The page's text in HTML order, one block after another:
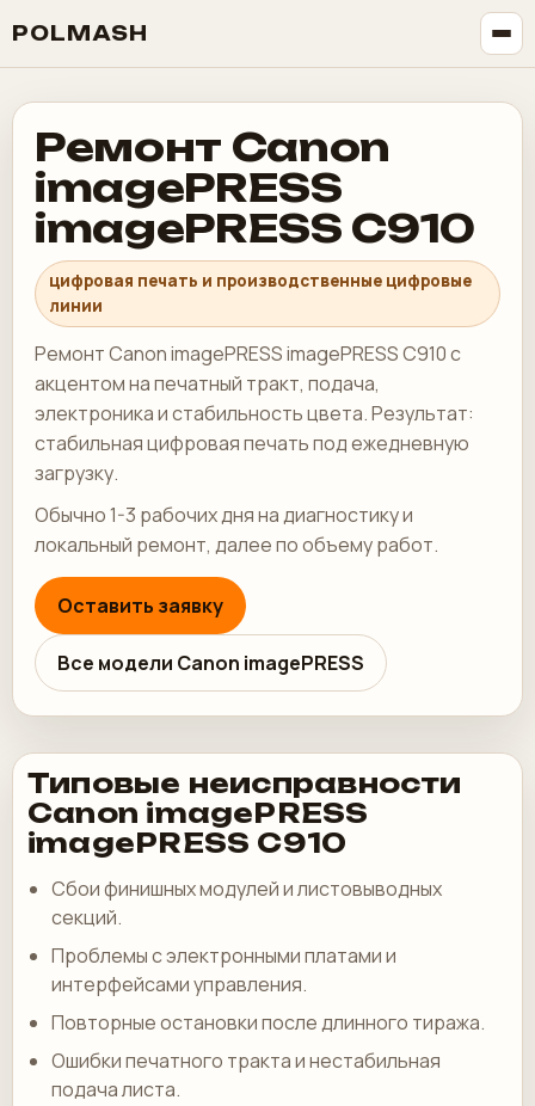
POLMASH
Ремонт Canon
imagePRESS
imagePRESS C910
цифровая печать и производственные цифровые
линии
Ремонт Canon imagePRESS imagePRESS C910 с
акцентом на печатный тракт, подача,
электроника и стабильность цвета. Результат:
стабильная цифровая печать под ежедневную
загрузку.
Обычно 1-3 рабочих дня на диагностику и
локальный ремонт, далее по объему работ.
Оставить заявку
Все модели Canon imagePRESS
Типовые неисправности
Canon imagePRESS
imagePRESS C910
Сбои финишных модулей и листовыводных
секций.
Проблемы с электронными платами и
интерфейсами управления.
Повторные остановки после длинного тиража.
Ошибки печатного тракта и нестабильная
подача листа.